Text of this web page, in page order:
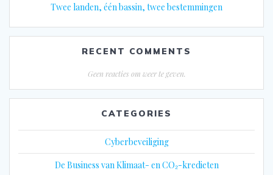
Twee landen, één bassin, twee bestemmingen
RECENT COMMENTS
Geen reacties om weer te geven.
CATEGORIES
Cyberbeveiliging
De Business van Klimaat- en CO₂-kredieten